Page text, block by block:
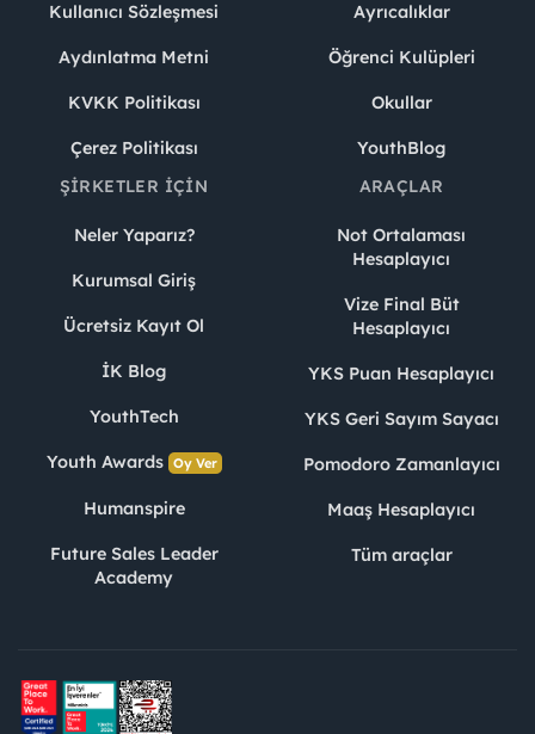
Kullanıcı Sözleşmesi
Aydınlatma Metni
KVKK Politikası
Çerez Politikası
Ayrıcalıklar
Öğrenci Kulüpleri
Okullar
YouthBlog
ŞIRKETLER İÇIN
Neler Yaparız?
Kurumsal Giriş
Ücretsiz Kayıt Ol
İK Blog
YouthTech
Youth Awards Oy Ver
Humanspire
Future Sales Leader
Academy
ARAÇLAR
Not Ortalaması
Hesaplayıcı
Vize Final Büt
Hesaplayıcı
YKS Puan Hesaplayıcı
YKS Geri Sayım Sayacı
Pomodoro Zamanlayıcı
Maaş Hesaplayıcı
Tüm araçlar